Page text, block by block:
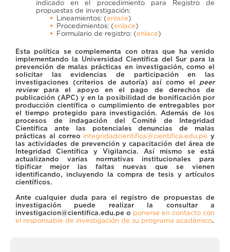
indicado en el procedimiento para Registro de
propuestas de investigación:
Lineamientos: (enlace)
Procedimientos: (enlace)
Formulario de registro: (enlace)
Esta política se complementa con otras que ha venido
implementando la Universidad Científica del Sur para la
prevención de malas prácticas en investigación, como el
solicitar las evidencias de participación en las
investigaciones (criterios de autoría) así como el peer
reviewpara el apoyo en el pago de derechos de
publicación (APC) y en la posibilidad de bonificación por
producción científica o cumplimiento de entregables por
el tiempo protegido para investigación. Además de los
procesos de indagación del Comité de Integridad
Científica ante las potenciales denuncias de malas
prácticas al correo integridadcientifica@cientifica.edu.pe y
las actividades de prevención y capacitación del área de
Integridad Científica y Vigilancia. Así mismo se está
actualizando varias normativas institucionales para
tipificar mejor las faltas nuevas que se vienen
identificando, incluyendo la compra de tesis y artículos
científicos.
Ante cualquier duda para el registro de propuestas de
investigación puede realizar la consultar a
investigacion@cientifica.edu.pe o ponerse en contacto con
el responsable de investigación de su programa académico.